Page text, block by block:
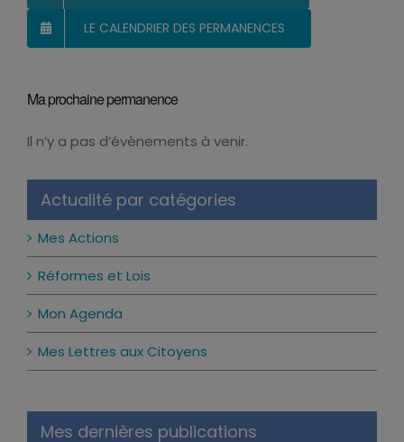
LE CALENDRIER DES PERMANENCES
Actualité par catégories
Mes Actions
Réformes et Lois
Mon Agenda
Mes Lettres aux Citoyens